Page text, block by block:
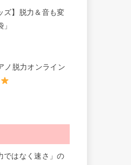
ズ】脱力＆音も変
ノ脱力オンライン
ではなく速さ」の